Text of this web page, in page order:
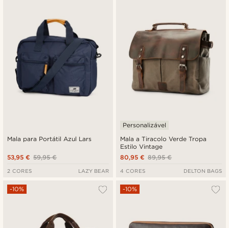
Mala para Portátil Azul Lars
59,95 €
53,95 €
2 CORES LAZY BEAR
Mala a Tiracolo Verde Tropa
Estilo Vintage
Personalizável
89,95 €
80,95 €
4 CORES DELTON BAGS
-10% -10%